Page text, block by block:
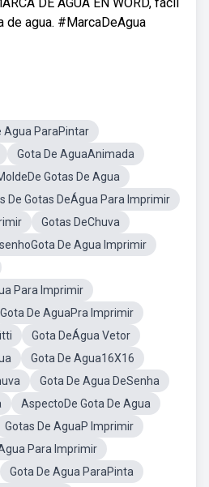
de agua. #MarcaDeAgua
Agua ParaPintar
Gota De AguaAnimada
Gotas De Agua
De Gotas DeÁgua Para Imprimir
Gotas DeChuva
De Agua Imprimir
Para Imprimir
Gota De AguaPra Imprimir
Gota DeÁgua Vetor
Gota De Agua16X16
Gota De Agua DeSenha
AspectoDe Gota De Agua
Gotas De AguaP Imprimir
Para Imprimir
Gota De Agua ParaPinta